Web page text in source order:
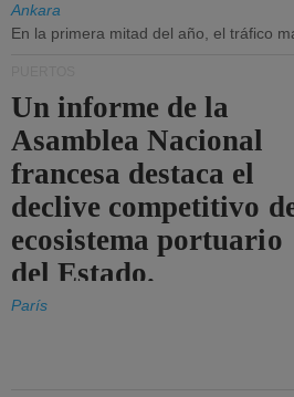
Ankara
En la primera mitad del año, el tráfico
Un informe de la
Asamblea Nacional
francesa destaca el
declive competitivo
ecosistema portuario
del Estado.
París